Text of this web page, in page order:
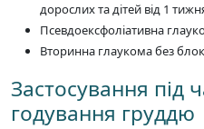
дорослих та дітей від 1
Псевдоексфоліативна
Вторинна глаукома без
Застосування під
годування груддю